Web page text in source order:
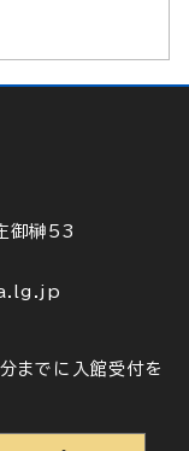
御榊53
までに入館受付を